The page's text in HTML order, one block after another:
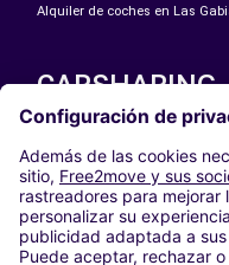
Alquiler de coches en Las
CARSHARING
NUESTRAS CIUDADES
Paris
Madrid
Washington DC
Milán
Roma